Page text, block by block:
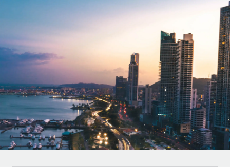
インフラ
Remote統合
人事機能をワークフローにシームレスに統合する
プラットフォーム
チームのための人事の基本機能を内蔵
接続 新しい
当社のMCPを使用して、あらゆるAIツールをRemoteに接続
成長中の企業向けのアジャイルなグローバルHR・給与処理ソ
リューション
ミッドマーケット
カスタマイズされた人事ソリューションでチームを拡大する
企業
大企業向けのグローバルHR
ドを確認する
REMOTEで学習
リサーチおよびガイド
HR用語集
チェックリストおよびテンプレート
職務内容ライブラリ
Français
Deutsch
Español
Italiano
Português (Portugal)
ログイン